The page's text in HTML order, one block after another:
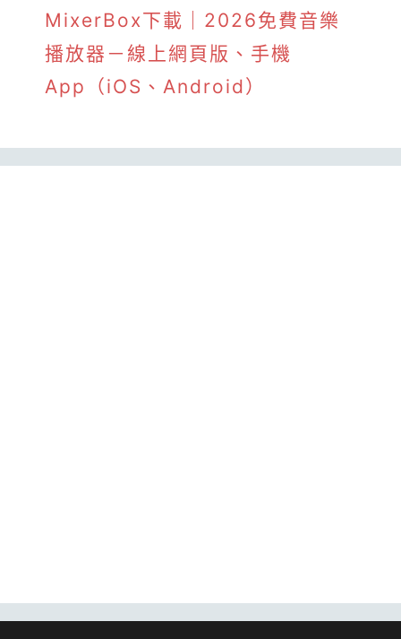
MixerBox下載｜2026免費音樂
播放器－線上網頁版、手機
App（iOS、Android）